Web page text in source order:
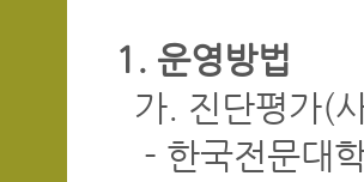
1. 운영방법
가. 진단평가(
- 한국전문대